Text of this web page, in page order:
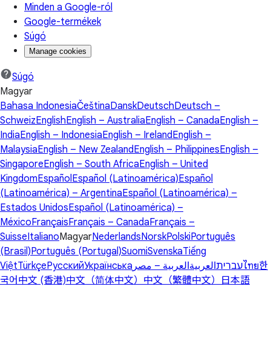
Minden a Google-ról
Google-termékek
Súgó
Manage cookies
Súgó
Magyar
Bahasa IndonesiaČeštinaDanskDeutschDeutsch –
SchweizEnglishEnglish – AustraliaEnglish – CanadaEnglish –
IndiaEnglish – IndonesiaEnglish – IrelandEnglish –
MalaysiaEnglish – New ZealandEnglish – PhilippinesEnglish –
SingaporeEnglish – South AfricaEnglish – United
KingdomEspañol Español (Latinoamérica)Español
(Latinoamérica) – ArgentinaEspañol (Latinoamérica) –
Estados UnidosEspañol (Latinoamérica) –
MéxicoFrançaisFrançais – CanadaFrançais –
SuisseItalianoMagyarNederlandsNorskPolskiPortuguês
(Brasil)Português (Portugal)SuomiSvenskaTiếng
ViệtTürkçeРусскийУкраїнська עבריתالعربيةالعربية – مصر ไทย한
국어 中文 (香港)中文（简体中文） 中文（繁體中文） 日本語